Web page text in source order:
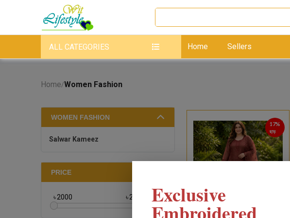
ALL CATEGORIES Home Sellers
Home/Women Fashion
WOMEN FASHION
Salwar Kameez
PRICE
৳ ৳
17%
ছাড়
Exclusive
Embroidered